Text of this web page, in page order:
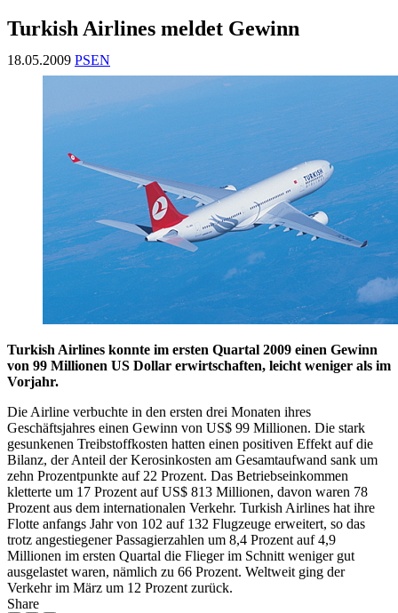
Turkish Airlines meldet Gewinn
18.05.2009 PSEN
Turkish Airlines konnte im ersten Quartal 2009 einen Gewinn
von 99 Millionen US Dollar erwirtschaften, leicht weniger als im
Vorjahr.
Die Airline verbuchte in den ersten drei Monaten ihres
Geschäftsjahres einen Gewinn von US$ 99 Millionen. Die stark
gesunkenen Treibstoffkosten hatten einen positiven Effekt auf die
Bilanz, der Anteil der Kerosinkosten am Gesamtaufwand sank um
zehn Prozentpunkte auf 22 Prozent. Das Betriebseinkommen
kletterte um 17 Prozent auf US$ 813 Millionen, davon waren 78
Prozent aus dem internationalen Verkehr. Turkish Airlines hat ihre
Flotte anfangs Jahr von 102 auf 132 Flugzeuge erweitert, so das
trotz angestiegener Passagierzahlen um 8,4 Prozent auf 4,9
Millionen im ersten Quartal die Flieger im Schnitt weniger gut
ausgelastet waren, nämlich zu 66 Prozent. Weltweit ging der
Verkehr im März um 12 Prozent zurück.
Share